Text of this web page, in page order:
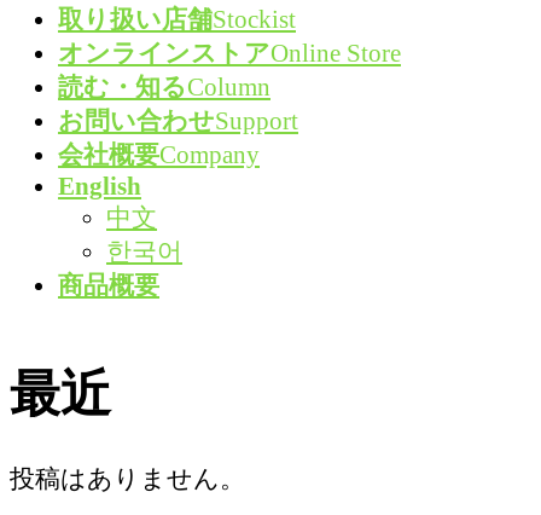
取り扱い店舗Stockist
オンラインストアOnline Store
読む・知るColumn
お問い合わせSupport
会社概要Company
English
中文
한국어
商品概要
最近
投稿はありません。